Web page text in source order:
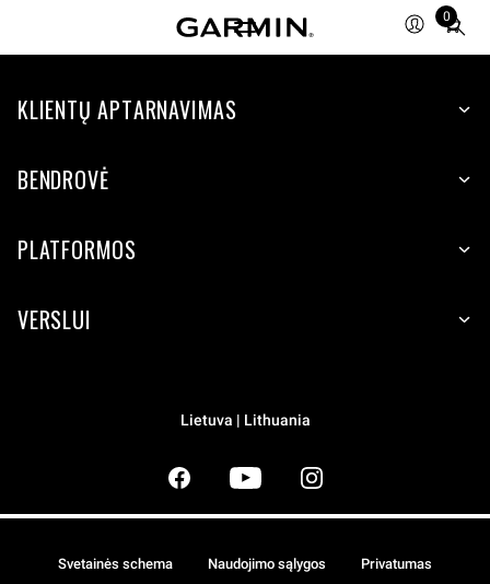
0
Total
items
cart:
KLIENTŲ APTARNAVIMAS
BENDROVĖ
PLATFORMOS
VERSLUI
Lietuva | Lithuania
Svetainės schema Naudojimo sąlygos Privatumas